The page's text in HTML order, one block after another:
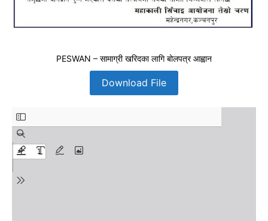
PESWAN – सामाग्री खरिदका लागि बोलपत्र आह्वान
Download File